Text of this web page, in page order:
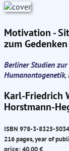
Motivation -
zum Gedenken
Berliner Studien
Humanontogenetik,
Karl-Friedrich
Horstmann-
ISBN 978-3-8325-
216 pages, year of
price: 40.00 €